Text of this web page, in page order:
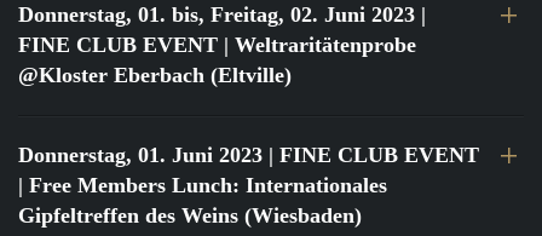
Donnerstag, 01. bis, Freitag, 02. Juni 2023 |
FINE CLUB EVENT | Weltraritätenprobe
@Kloster Eberbach (Eltville)
Donnerstag, 01. Juni 2023 | FINE CLUB EVENT
| Free Members Lunch: Internationales
Gipfeltreffen des Weins (Wiesbaden)